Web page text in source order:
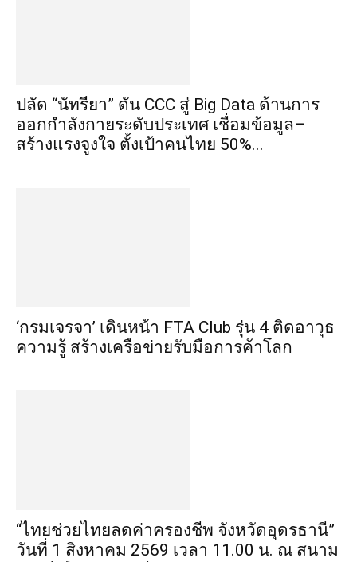
ปลัด “นัทรียา” ดัน CCC สู่ Big Data ด้านการ
ออกกำลังกายระดับประเทศ เชื่อมข้อมูล–
สร้างแรงจูงใจ ตั้งเป้าคนไทย 50%...
‘กรมเจรจา’ เดินหน้า FTA Club รุ่น 4 ติดอาวุธ
ความรู้ สร้างเครือข่ายรับมือการค้าโลก
“ไทยช่วยไทยลดค่าครองชีพ จังหวัดอุดรธานี”
วันที่ 1 สิงหาคม 2569 เวลา 11.00 น. ณ สนาม